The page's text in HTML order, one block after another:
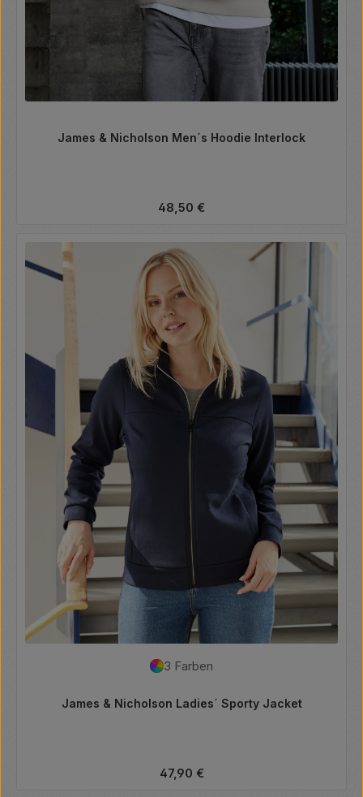
James & Nicholson Men´s Hoodie Interlock
Regulärer Preis:
48,50 €
3 Farben
James & Nicholson Ladies´ Sporty Jacket
Regulärer Preis:
47,90 €